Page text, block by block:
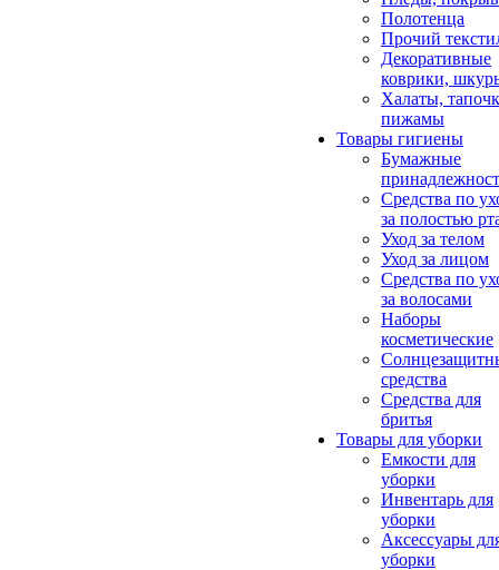
Полотенца
Прочий
Декоративные
коврики,
Халаты,
пижамы
Товары гигиены
Бумажные
Средства по
за полостью
Уход за телом
Уход за лицом
Средства по
за волосами
Наборы
косметические
средства
Средства для
бритья
Товары для уборки
Емкости для
уборки
Инвентарь для
уборки
Аксессуары
уборки